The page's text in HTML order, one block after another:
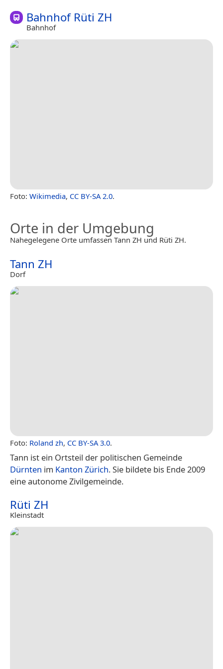
Bahnhof Rüti ZH
Bahnhof
Foto: Wikimedia, CC BY-SA 2.0.
Orte in der Umgebung
Nahegelegene Orte umfassen Tann ZH und Rüti ZH.
Tann ZH
Dorf
Foto: Roland zh, CC BY-SA 3.0.
Tann ist ein Ortsteil der politischen Gemeinde
Dürnten im Kanton Zürich. Sie bildete bis Ende 2009
eine autonome Zivilgemeinde.
Rüti ZH
Kleinstadt